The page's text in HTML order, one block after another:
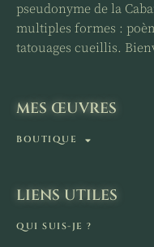
pseudonyme de la
multiples formes :
tatouages cueillis.
MES ŒUVRES
BOUTIQUE
LIENS UTILES
QUI SUIS-JE ?